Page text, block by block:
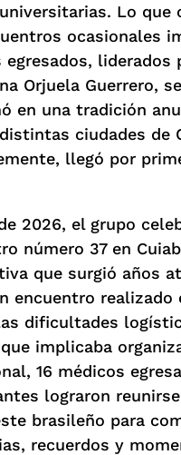
Lo que
ocasionales
egresados, liderados
Orjuela Guerrero, se
en una tradición
ciudades de
llegó por
2026, el grupo
número 37 en
que surgió años
encuentro realizado
dificultades
implicaba
16 médicos
lograron
brasileño para
recuerdos y